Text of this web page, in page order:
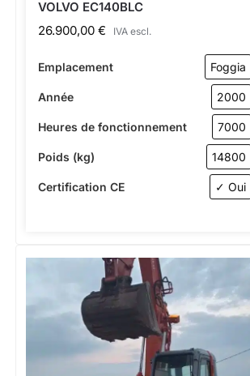
VOLVO EC140BLC
26.900,00 € IVA escl.
Emplacement Foggia
Année 2000
Heures de fonctionnement 7000
Poids (kg) 14800
Certification CE ✓ Oui